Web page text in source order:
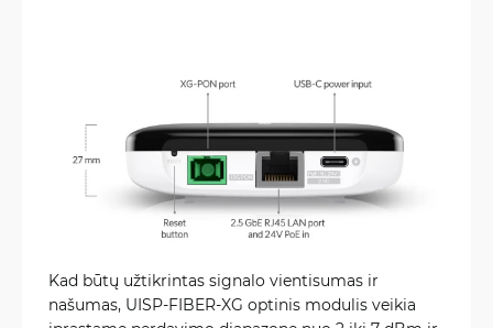
Kad būtų užtikrintas signalo vientisumas ir
našumas, UISP-FIBER-XG optinis modulis veikia